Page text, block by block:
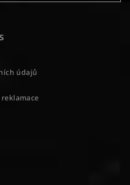
údajů